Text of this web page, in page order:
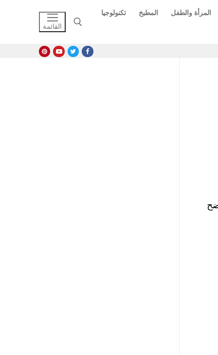
المرأة والطفل المطبخ تكنولوجيا
القائمة